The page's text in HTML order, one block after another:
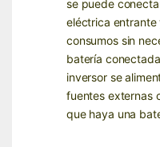
se puede
eléctrica
consumos sin
batería
inversor se
fuentes externas
que haya una